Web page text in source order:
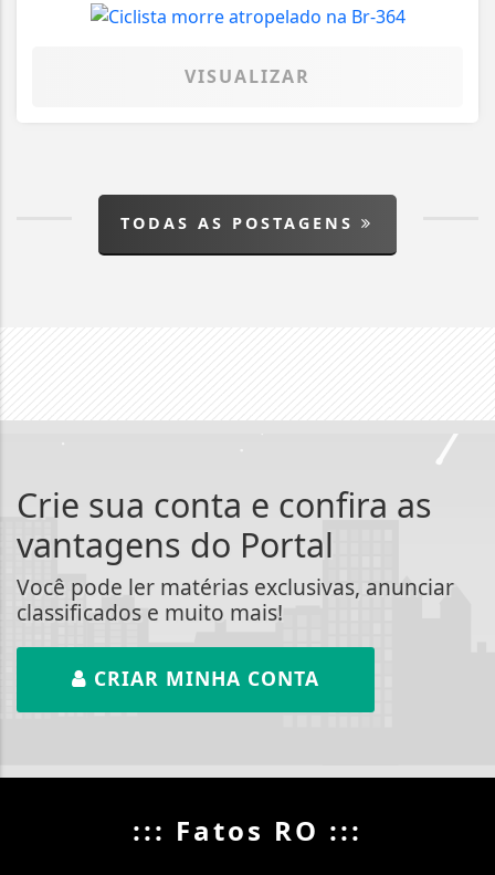
VISUALIZAR
TODAS AS POSTAGENS
Crie sua conta e confira as
vantagens do Portal
Você pode ler matérias exclusivas, anunciar
classificados e muito mais!
CRIAR MINHA CONTA
::: Fatos RO :::